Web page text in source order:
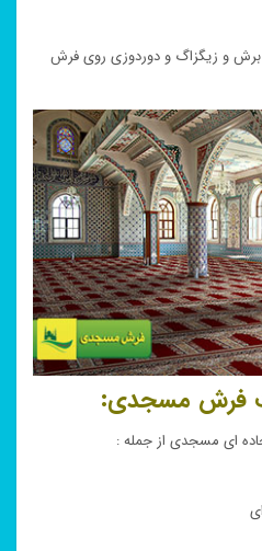
برش و زیگزاگ و دوردوزی روی فرش
فرش مسجدی:
ای مسجدی از جمله :